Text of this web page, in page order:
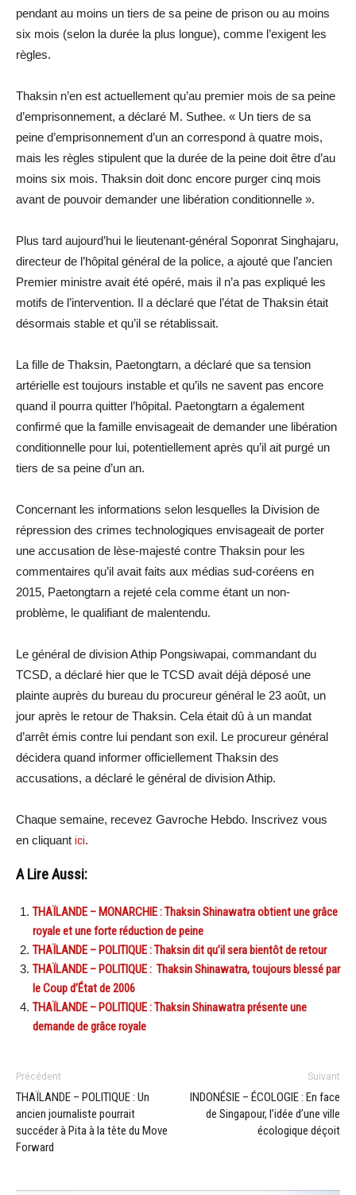
pendant au moins un tiers de sa peine de prison ou au moins
six mois (selon la durée la plus longue), comme l’exigent les
règles.
Thaksin n’en est actuellement qu’au premier mois de sa peine
d’emprisonnement, a déclaré M. Suthee. « Un tiers de sa
peine d’emprisonnement d’un an correspond à quatre mois,
mais les règles stipulent que la durée de la peine doit être d’au
moins six mois. Thaksin doit donc encore purger cinq mois
avant de pouvoir demander une libération conditionnelle ».
Plus tard aujourd’hui le lieutenant-général Soponrat Singhajaru,
directeur de l’hôpital général de la police, a ajouté que l’ancien
Premier ministre avait été opéré, mais il n’a pas expliqué les
motifs de l’intervention. Il a déclaré que l’état de Thaksin était
désormais stable et qu’il se rétablissait.
La fille de Thaksin, Paetongtarn, a déclaré que sa tension
artérielle est toujours instable et qu’ils ne savent pas encore
quand il pourra quitter l’hôpital. Paetongtarn a également
confirmé que la famille envisageait de demander une libération
conditionnelle pour lui, potentiellement après qu’il ait purgé un
tiers de sa peine d’un an.
Concernant les informations selon lesquelles la Division de
répression des crimes technologiques envisageait de porter
une accusation de lèse-majesté contre Thaksin pour les
commentaires qu’il avait faits aux médias sud-coréens en
2015, Paetongtarn a rejeté cela comme étant un non-
problème, le qualifiant de malentendu.
Le général de division Athip Pongsiwapai, commandant du
TCSD, a déclaré hier que le TCSD avait déjà déposé une
plainte auprès du bureau du procureur général le 23 août, un
jour après le retour de Thaksin. Cela était dû à un mandat
d’arrêt émis contre lui pendant son exil. Le procureur général
décidera quand informer officiellement Thaksin des
accusations, a déclaré le général de division Athip.
Chaque semaine, recevez Gavroche Hebdo. Inscrivez vous
en cliquant ici.
A Lire Aussi:
THAÏLANDE – MONARCHIE : Thaksin Shinawatra obtient une grâce
royale et une forte réduction de peine
THAÏLANDE – POLITIQUE : Thaksin dit qu’il sera bientôt de retour
THAÏLANDE – POLITIQUE : Thaksin Shinawatra, toujours blessé par
le Coup d’État de 2006
THAÏLANDE – POLITIQUE : Thaksin Shinawatra présente une
demande de grâce royale
Précédent
THAÏLANDE – POLITIQUE : Un
ancien journaliste pourrait
succéder à Pita à la tête du Move
Forward
Suivant
INDONÉSIE – ÉCOLOGIE : En face
de Singapour, l’idée d’une ville
écologique déçoit